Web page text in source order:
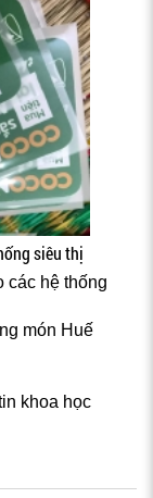
siêu thị
các hệ thống
món Huế
khoa học